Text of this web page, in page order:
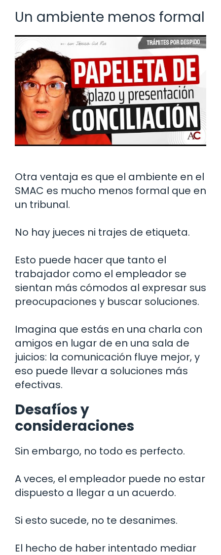
Un ambiente menos formal
Otra ventaja es que el ambiente en el
SMAC es mucho menos formal que en
un tribunal.
No hay jueces ni trajes de etiqueta.
Esto puede hacer que tanto el
trabajador como el empleador se
sientan más cómodos al expresar sus
preocupaciones y buscar soluciones.
Imagina que estás en una charla con
amigos en lugar de en una sala de
juicios: la comunicación fluye mejor, y
eso puede llevar a soluciones más
efectivas.
Desafíos y
consideraciones
Sin embargo, no todo es perfecto.
A veces, el empleador puede no estar
dispuesto a llegar a un acuerdo.
Si esto sucede, no te desanimes.
El hecho de haber intentado mediar